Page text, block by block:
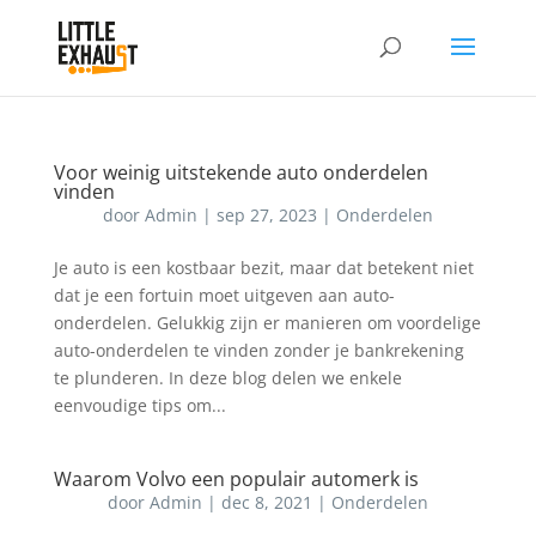
Voor weinig uitstekende auto onderdelen
vinden
door Admin | sep 27, 2023 | Onderdelen
Je auto is een kostbaar bezit, maar dat betekent niet
dat je een fortuin moet uitgeven aan auto-
onderdelen. Gelukkig zijn er manieren om voordelige
auto-onderdelen te vinden zonder je bankrekening
te plunderen. In deze blog delen we enkele
eenvoudige tips om...
Waarom Volvo een populair automerk is
door Admin | dec 8, 2021 | Onderdelen